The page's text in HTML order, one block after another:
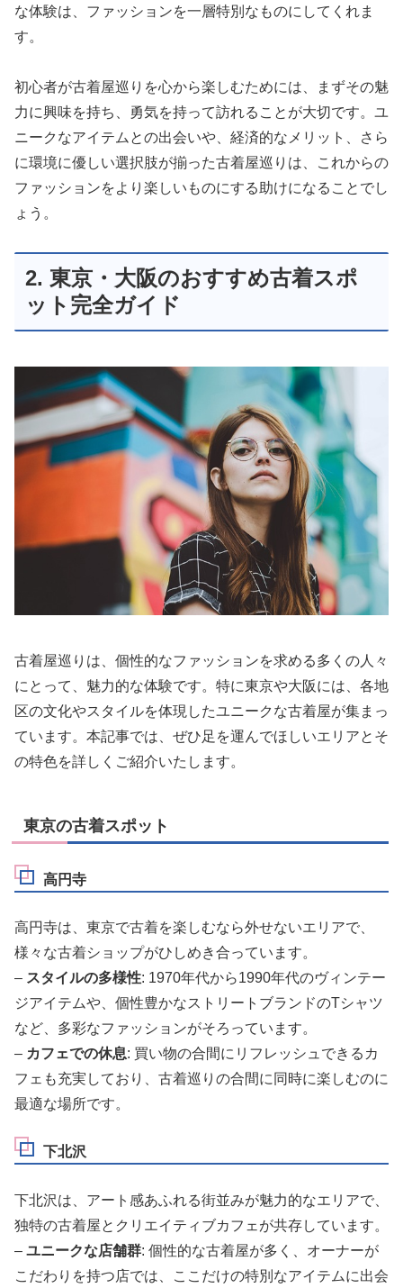
な体験は、ファッションを一層特別なものにしてくれま
す。
初心者が古着屋巡りを心から楽しむためには、まずその魅
力に興味を持ち、勇気を持って訪れることが大切です。ユ
ニークなアイテムとの出会いや、経済的なメリット、さら
に環境に優しい選択肢が揃った古着屋巡りは、これからの
ファッションをより楽しいものにする助けになることでし
ょう。
2. 東京・大阪のおすすめ古着スポ
ット完全ガイド
古着屋巡りは、個性的なファッションを求める多くの人々
にとって、魅力的な体験です。特に東京や大阪には、各地
区の文化やスタイルを体現したユニークな古着屋が集まっ
ています。本記事では、ぜひ足を運んでほしいエリアとそ
の特色を詳しくご紹介いたします。
東京の古着スポット
高円寺
高円寺は、東京で古着を楽しむなら外せないエリアで、
様々な古着ショップがひしめき合っています。
– スタイルの多様性: 1970年代から1990年代のヴィンテー
ジアイテムや、個性豊かなストリートブランドのTシャツ
など、多彩なファッションがそろっています。
– カフェでの休息: 買い物の合間にリフレッシュできるカ
フェも充実しており、古着巡りの合間に同時に楽しむのに
最適な場所です。
下北沢
下北沢は、アート感あふれる街並みが魅力的なエリアで、
独特の古着屋とクリエイティブカフェが共存しています。
– ユニークな店舗群: 個性的な古着屋が多く、オーナーが
こだわりを持つ店では、ここだけの特別なアイテムに出会